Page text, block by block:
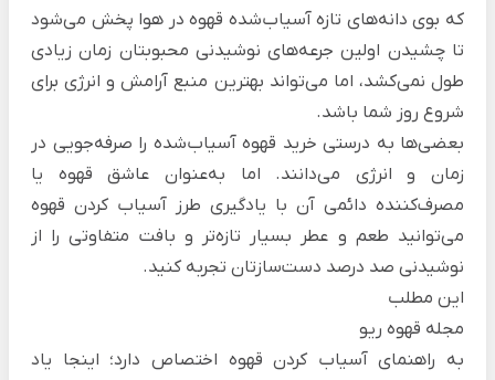
که بوی دانه‌های تازه آسیاب‌شده قهوه در هوا پخش می‌شود
تا چشیدن اولین جرعه‌های نوشیدنی محبوبتان زمان زیادی
طول نمی‌کشد، اما می‌تواند بهترین منبع آرامش‌ و انرژی برای
شروع روز شما باشد.
بعضی‌ها به درستی خرید قهوه آسیاب‌شده را صرفه‌جویی در
زمان و انرژی می‌دانند. اما به‌عنوان عاشق قهوه یا
مصرف‌کننده دائمی آن با یادگیری طرز آسیاب کردن قهوه
می‌توانید طعم و عطر بسیار تازه‌تر و بافت متفاوتی را از
نوشیدنی صد درصد دست‌سازتان تجربه کنید.
این مطلب
مجله قهوه ریو
به راهنمای آسیاب کردن قهوه اختصاص دارد؛ اینجا یاد